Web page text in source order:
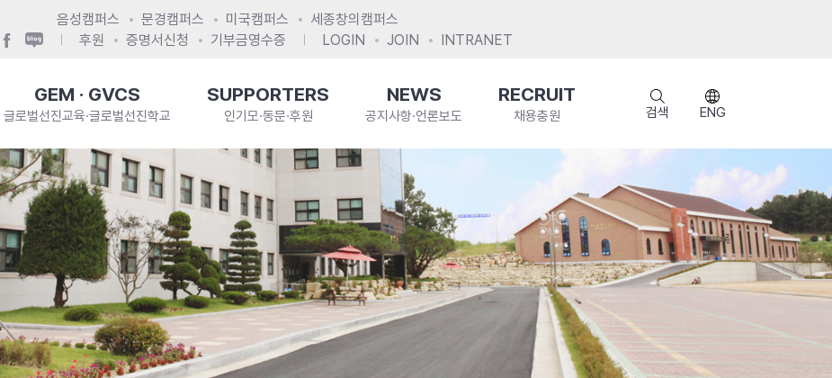
음성캠퍼스 문경캠퍼스 미국캠퍼스
세종창의캠퍼스
후원
증명서신청 기부금영수증 LOGIN JOIN INTRANET
GEM · GVCS
글로벌선진교육·글로벌선진학교
SUPPORTERS
인기모·동문·후원
NEWS
공지사항·언론보도
RECRUIT
채용충원 검색 ENG